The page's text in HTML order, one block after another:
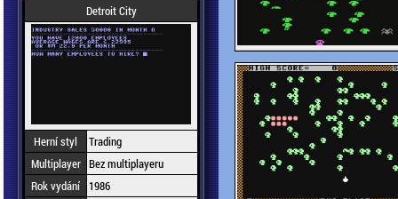
Detroit City
Herní styl
Trading
Multiplayer Bez multiplayeru
Rok vydání
1986